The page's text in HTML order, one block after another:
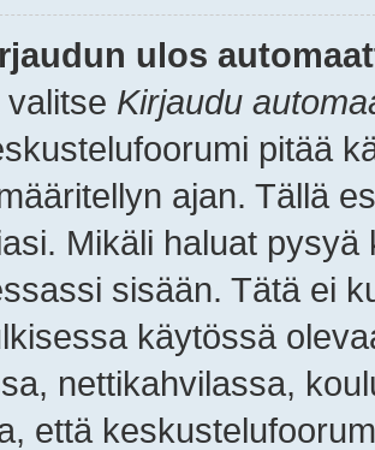
ulos
valitse Kirjaudu
pitää
ajan. Tällä
Mikäli haluat
sisään. Tätä ei
käytössä
nettikahvilassa,
että